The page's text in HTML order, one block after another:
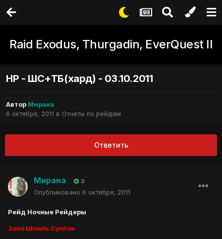
Raid Exodus, Thurgadin, EverQuest II
НР - ШС+ТБ(хард) - 03.10.2011
Автор Мирана
6 октября, 2011 в Отчеты по рейдам
Ответить
Мирана 3
Опубликовано 6 октября, 2011
Рейд Ночные Рейдеры
Зона Шпиль Суллон